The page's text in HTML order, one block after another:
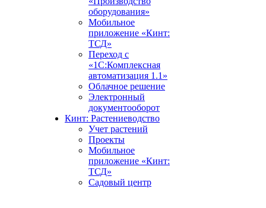
оборудования»
Мобильное
приложение «Кинт:
ТСД»
Переход с
«1С:Комплексная
автоматизация 1.1»
Облачное решение
Электронный
документооборот
Кинт: Растениеводство
Учет растений
Проекты
Мобильное
приложение «Кинт:
ТСД»
Садовый центр